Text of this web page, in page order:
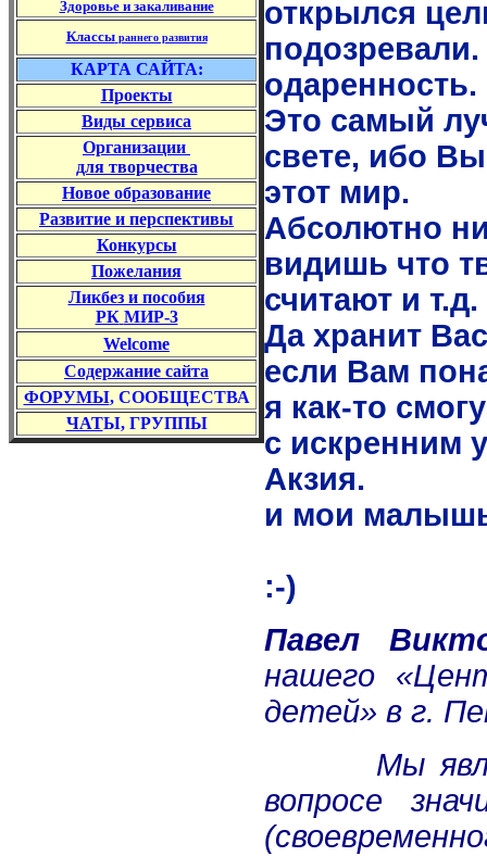
Здоровье и закаливание
Классы раннего развития
КАРТА САЙТА:
Проекты
Виды сервиса
Организации
для творчества
Новое образование
Развитие и перспективы
Конкурсы
Пожелания
Ликбез и пособия
РК МИР-3
Welcome
Содержание сайта
ФОРУМЫ, СООБЩЕСТВА
ЧАТЫ, ГРУППЫ
открылся
одаренность.
Это самый
свете, ибо
этот мир.
Абсолютно
видишь что
считают и т.д.
Да хранит
если Вам
я как-то
с искренним
Акзия.
и мои
:-)
Павел
нашего
детей» в г.
Мы
вопросе